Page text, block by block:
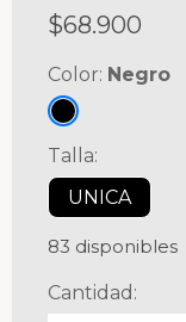
$68.900
Color: Negro
Talla:
UNICA
83 disponibles
Cantidad: